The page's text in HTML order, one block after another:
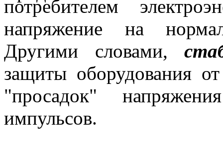
потребителем
напряжение на
Другими словами,
защиты оборудования
"просадок"
импульсов.